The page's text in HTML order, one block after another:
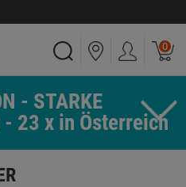
0
- STARKE
- 23 x in Österreich